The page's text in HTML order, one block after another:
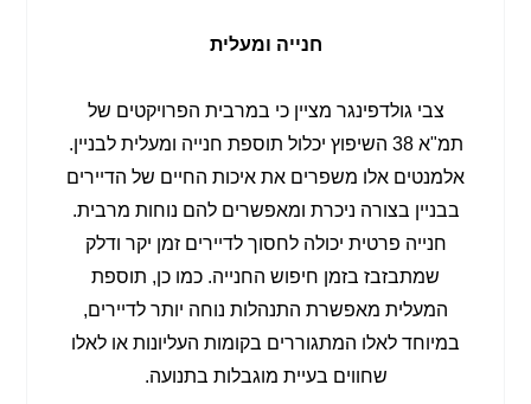
חנייה ומעלית
צבי גולדפינגר מציין כי במרבית הפרויקטים של
תמ"א 38 השיפוץ יכלול תוספת חנייה ומעלית לבניין.
אלמנטים אלו משפרים את איכות החיים של הדיירים
בבניין בצורה ניכרת ומאפשרים להם נוחות מרבית.
חנייה פרטית יכולה לחסוך לדיירים זמן יקר ודלק
שמתבזבז בזמן חיפוש החנייה. כמו כן, תוספת
המעלית מאפשרת התנהלות נוחה יותר לדיירים,
במיוחד לאלו המתגוררים בקומות העליונות או לאלו
שחווים בעיית מוגבלות בתנועה.